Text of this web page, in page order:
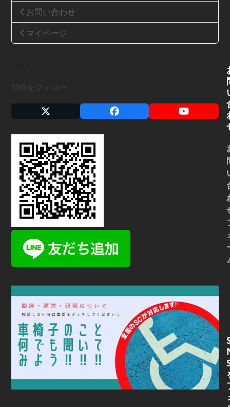
お問い合わせ
マイページ
SNSをフォロー
X Facebook YouTube